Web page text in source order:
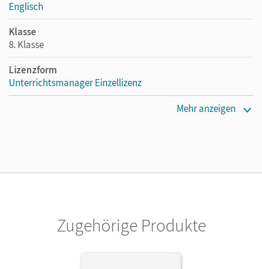
Englisch
Klasse
8. Klasse
Lizenzform
Unterrichtsmanager Einzellizenz
Unterrichtsmanagers solange das Lehrwerk erhältlich ist.
Mehr anzeigen
Zugehörige Produkte